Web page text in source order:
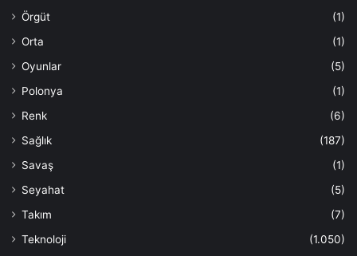
Örgüt
(1)
Orta
(1)
Oyunlar
(5)
Polonya
(1)
Renk
(6)
Sağlık
(187)
Savaş
(1)
Seyahat
(5)
Takım
(7)
Teknoloji
(1.050)